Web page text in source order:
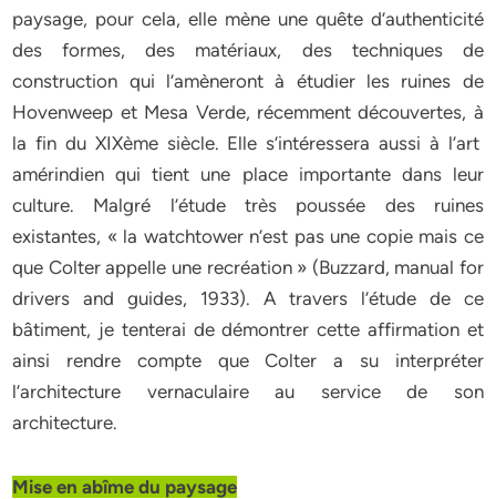
paysage, pour cela, elle mène une quête d’authenticité
des formes, des matériaux, des techniques de
construction qui l’amèneront à étudier les ruines de
Hovenweep et Mesa Verde, récemment découvertes, à
la fin du XIXème siècle. Elle s’intéressera aussi à l’art
amérindien qui tient une place importante dans leur
culture. Malgré l’étude très poussée des ruines
existantes, « la watchtower n’est pas une copie mais ce
que Colter appelle une recréation » (Buzzard, manual for
drivers and guides, 1933). A travers l’étude de ce
bâtiment, je tenterai de démontrer cette affirmation et
ainsi rendre compte que Colter a su interpréter
l’architecture vernaculaire au service de son
architecture.
Mise en abîme du paysage